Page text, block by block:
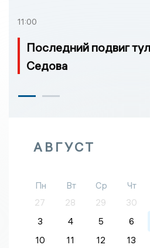
11:00
Последний подвиг
Седова
АВГУСТ
Пн Вт Ср Чт
27
28 29 30
3
4 5 6
10
11 12 13